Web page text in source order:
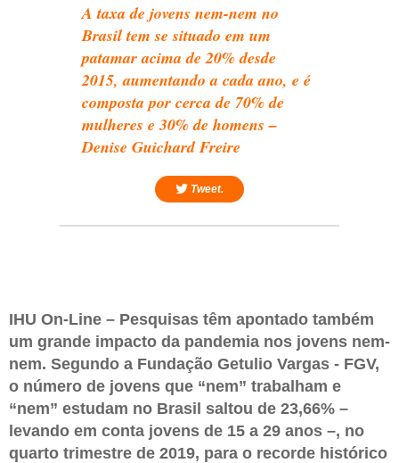
A taxa de jovens nem-nem no
Brasil tem se situado em um
patamar acima de 20% desde
2015, aumentando a cada ano, e é
composta por cerca de 70% de
mulheres e 30% de homens –
Denise Guichard Freire
Tweet.
IHU On-Line – Pesquisas têm apontado também
um grande impacto da pandemia nos jovens nem-
nem. Segundo a Fundação Getulio Vargas - FGV,
o número de jovens que “nem” trabalham e
“nem” estudam no Brasil saltou de 23,66% –
levando em conta jovens de 15 a 29 anos –, no
quarto trimestre de 2019, para o recorde histórico